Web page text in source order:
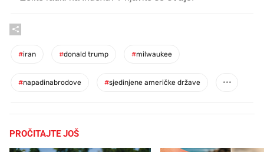
#iran #donald trump #milwaukee
#napadinabrodove #sjedinjene američke države
PROČITAJTE JOŠ